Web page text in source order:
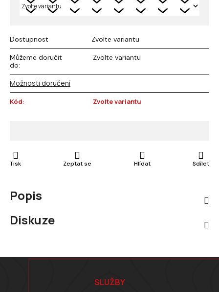
Dostupnost Zvolte variantu
Můžeme doručit
do:
Zvolte variantu
Možnosti doručení
Kód: Zvolte variantu
Tisk Zeptat se Hlídat Sdílet
Popis
Diskuze
Zápatí
SLUŽBY